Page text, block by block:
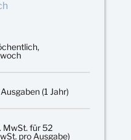
(1 Jahr)
MwSt. für 52
pro Ausgabe)